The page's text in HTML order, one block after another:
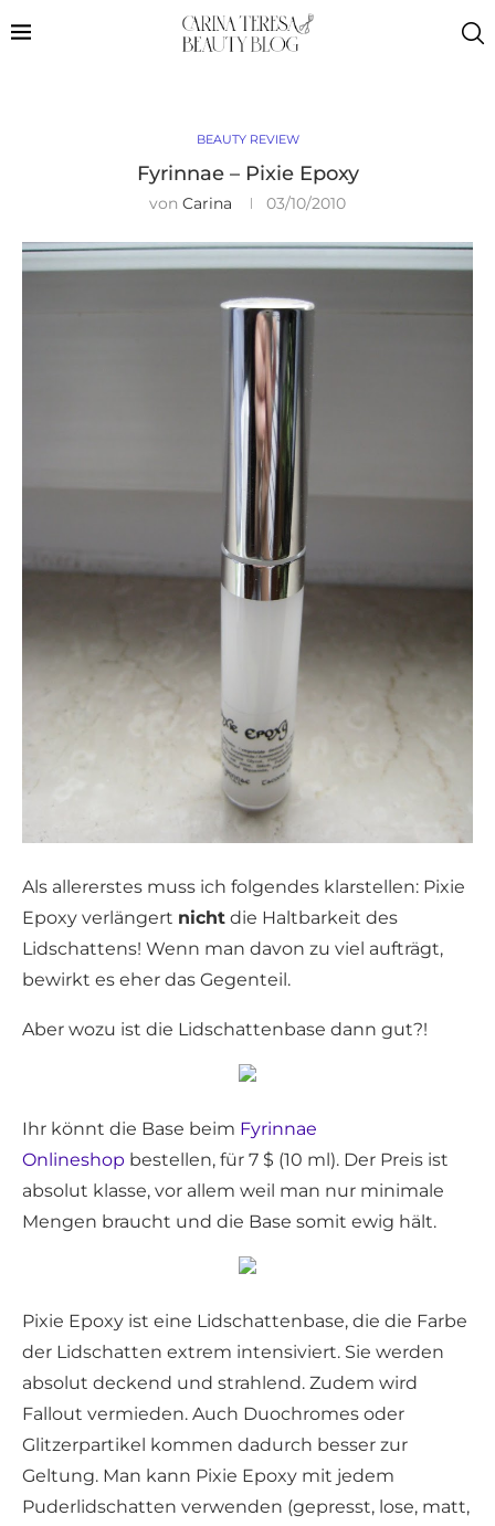
BEAUTY REVIEW
Fyrinnae – Pixie Epoxy
von Carina 03/10/2010
Als allererstes muss ich folgendes klarstellen: Pixie
Epoxy verlängert nicht die Haltbarkeit des
Lidschattens! Wenn man davon zu viel aufträgt,
bewirkt es eher das Gegenteil.
Aber wozu ist die Lidschattenbase dann gut?!
Ihr könnt die Base beim Fyrinnae
Onlineshop bestellen, für 7 $ (10 ml). Der Preis ist
absolut klasse, vor allem weil man nur minimale
Mengen braucht und die Base somit ewig hält.
Pixie Epoxy ist eine Lidschattenbase, die die Farbe
der Lidschatten extrem intensiviert. Sie werden
absolut deckend und strahlend. Zudem wird
Fallout vermieden. Auch Duochromes oder
Glitzerpartikel kommen dadurch besser zur
Geltung. Man kann Pixie Epoxy mit jedem
Puderlidschatten verwenden (gepresst, lose, matt,